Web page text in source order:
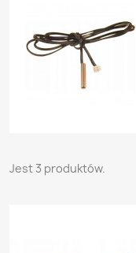
Jest 3 produktów.